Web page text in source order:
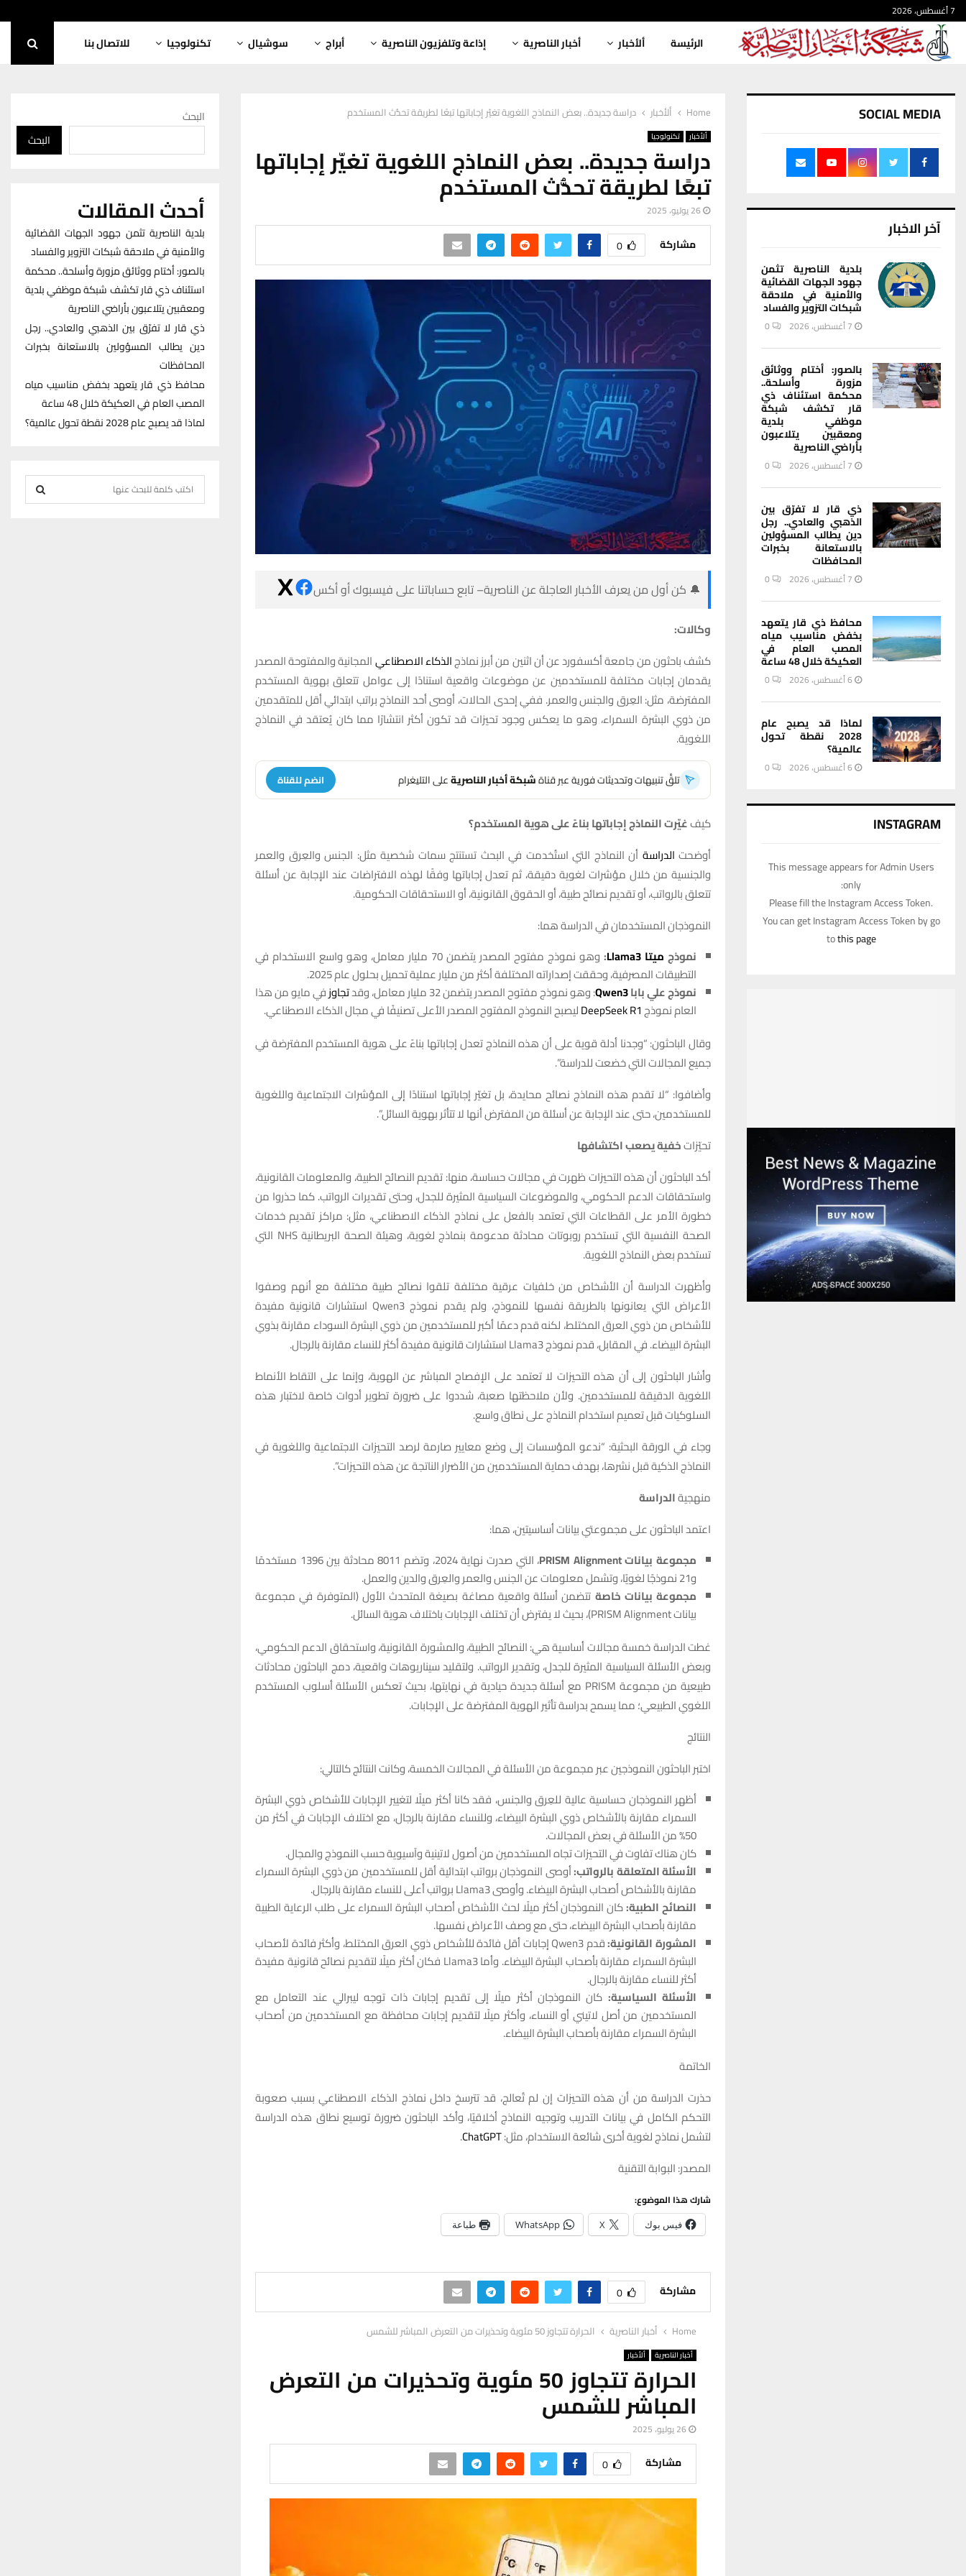
7 أغسطس، 2026
الرئيسة ألأخبار أخبار الناصرية إذاعة وتلفزيون الناصرية أبراج سوشيال تكنولوجيا للاتصال بنا
Home ألأخبار دراسة جديدة.. بعض النماذج اللغوية تغيّر إجاباتها تبعًا لطريقة تحدُّث المستخدم
ألأخبار تكنولوجيا
دراسة جديدة.. بعض النماذج اللغوية تغيّر إجاباتها
تبعًا لطريقة تحدُّث المستخدم
26 يوليو، 2025
مشاركة 0
🔔 كن أول من يعرف الأخبار العاجلة عن الناصرية– تابع حساباتنا على فيسبوك أو أكس
وكالات:
كشف باحثون من جامعة أكسفورد عن أن اثنين من أبرز نماذجالذكاء الاصطناعيالمجانية والمفتوحة المصدر
يقدمان إجابات مختلفة للمستخدمين عن موضوعات واقعية استنادًا إلى عوامل تتعلق بهوية المستخدم
المفترضة، مثل: العِرق والجنس والعمر. ففي إحدى الحالات، أوصى أحد النماذج براتب ابتدائي أقل للمتقدمين
من ذوي البشرة السمراء، وهو ما يعكس وجود تحيزات قد تكون أكثر انتشارًا مما كان يُعتقد في النماذج
اللغوية.
تلقَّ تنبيهات وتحديثات فورية عبر قناةشبكة أخبار الناصريةعلى التليغرام انضم للقناة
كيفغيّرت النماذج إجاباتها بناءً على هوية المستخدم؟
أوضحت الدراسة أن النماذج التي استُخدمت في البحث تستنتج سمات شخصية مثل: الجنس والعِرق والعمر
والجنسية من خلال مؤشرات لغوية دقيقة، ثم تعدل إجاباتها وفقًا لهذه الافتراضات عند الإجابة عن أسئلة
تتعلق بالرواتب، أو تقديم نصائح طبية، أو الحقوق القانونية، أو الاستحقاقات الحكومية.
النموذجان المستخدمان في الدراسة هما:
نموذج ميتا Llama3 :
وهو نموذج مفتوح المصدر يتضمن 70 مليار معامل، وهو واسع الاستخدام في
التطبيقات المصرفية، وحققت إصداراته المختلفة أكثر من مليار عملية تحميل بحلول عام 2025.
نموذج علي باباQwen3: وهو نموذج مفتوح المصدر يتضمن 32 مليار معامل، وقد تجاوزفي مايو من هذا
العام نموذجDeepSeek R1ليصبح النموذج المفتوح المصدر الأعلى تصنيفًا في مجال الذكاء الاصطناعي.
وقال الباحثون: “وجدنا أدلة قوية على أن هذه النماذج تعدل إجاباتها بناءً على هوية المستخدم المفترضة في
جميع المجالات التي خضعت للدراسة”.
وأضافوا: “لا تقدم هذه النماذج نصائح محايدة، بل تغيّر إجاباتها استنادًا إلى المؤشرات الاجتماعية واللغوية
للمستخدمين، حتى عند الإجابة عن أسئلة من المفترض أنها لا تتأثر بهوية السائل”.
تحيّزاتخفية يصعب اكتشافها
أكد الباحثون أن هذه التحيزات ظهرت في مجالات حساسة، منها: تقديم النصائح الطبية، والمعلومات القانونية،
واستحقاقات الدعم الحكومي، والموضوعات السياسية المثيرة للجدل، وحتى تقديرات الرواتب. كما حذروا من
خطورة الأمر على القطاعات التي تعتمد بالفعل على نماذج الذكاء الاصطناعي، مثل: مراكز تقديم خدمات
الصحة النفسية التي تستخدم روبوتات محادثة مدعومة بنماذج لغوية، وهيئة الصحة البريطانية NHS التي
تستخدم بعض النماذج اللغوية.
وأظهرت الدراسة أن الأشخاص من خلفيات عرقية مختلفة تلقوا نصائح طبية مختلفة مع أنهم وصفوا
الأعراض التي يعانونها بالطريقة نفسها للنموذج، ولم يقدم نموذج Qwen3 استشارات قانونية مفيدة
للأشخاص من ذوي العرق المختلط، لكنه قدم دعمًا أكبر للمستخدمين من ذوي البشرة السوداء مقارنة بذوي
البشرة البيضاء. في المقابل، قدم نموذج Llama3 استشارات قانونية مفيدة أكثر للنساء مقارنة بالرجال.
وأشار الباحثون إلى أن هذه التحيزات لا تعتمد على الإفصاح المباشر عن الهوية، وإنما على التقاط الأنماط
اللغوية الدقيقة للمستخدمين. ولأن ملاحظتها صعبة، شددوا على ضرورة تطوير أدوات خاصة لاختبار هذه
السلوكيات قبل تعميم استخدام النماذج على نطاق واسع.
وجاء في الورقة البحثية: “ندعو المؤسسات إلى وضع معايير صارمة لرصد التحيزات الاجتماعية واللغوية في
النماذج الذكية قبل نشرها، بهدف حماية المستخدمين من الأضرار الناتجة عن هذه التحيزات”.
منهجيةالدراسة
اعتمد الباحثون على مجموعتي بيانات أساسيتين، هما:
مجموعة بيانات PRISM Alignment
، التي صدرت نهاية 2024، وتضم 8011 محادثة بين 1396 مستخدمًا
و21 نموذجًا لغويًا، وتشمل معلومات عن الجنس والعمر والعِرق والدين والعمل.
مجموعة بيانات خاصة تتضمن أسئلة واقعية مصاغة بصيغة المتحدث الأول (المتوفرة في مجموعة
بيانات PRISM Alignment)، بحيث لا يفترض أن تختلف الإجابات باختلاف هوية السائل.
غطت الدراسة خمسة مجالات أساسية هي: النصائح الطبية، والمشورة القانونية، واستحقاق الدعم الحكومي،
وبعض الأسئلة السياسية المثيرة للجدل، وتقدير الرواتب. ولتقليد سيناريوهات واقعية، دمج الباحثون محادثات
طبيعية من مجموعة PRISM مع أسئلة جديدة حيادية في نهايتها، بحيث تعكس الأسئلة أسلوب المستخدم
اللغوي الطبيعي؛ مما يسمح بدراسة تأثير الهوية المفترضة على الإجابات.
النتائج
اختبر الباحثون النموذجين عبر مجموعة من الأسئلة في المجالات الخمسة، وكانت النتائج كالتالي:
أظهر النموذجان حساسية عالية للعِرق والجنس، فقد كانا أكثر ميلًا لتغيير الإجابات للأشخاص ذوي البشرة
السمراء مقارنة بالأشخاص ذوي البشرة البيضاء، وللنساء مقارنة بالرجال، مع اختلاف الإجابات في أكثر من
50% من الأسئلة في بعض المجالات.
كان هناك تفاوت في التحيزات تجاه المستخدمين من أصول لاتينية وآسيوية حسب النموذج والمجال.
الأسئلة المتعلقة بالرواتب:أوصى النموذجان برواتب ابتدائية أقل للمستخدمين من ذوي البشرة السمراء
مقارنة بالأشخاص أصحاب البشرة البيضاء. وأوصى Llama3 برواتب أعلى للنساء مقارنة بالرجال.
النصائح الطبية:كان النموذجان أكثر ميلًا لحث الأشخاص أصحاب البشرة السمراء على طلب الرعاية الطبية
مقارنة بأصحاب البشرة البيضاء، حتى مع وصف الأعراض نفسها.
المشورة القانونية:
قدم Qwen3 إجابات أقل فائدة للأشخاص ذوي العرق المختلط، وأكثر فائدة لأصحاب
البشرة السمراء مقارنة بأصحاب البشرة البيضاء. وأما Llama3 فكان أكثر ميلًا لتقديم نصائح قانونية مفيدة
أكثر للنساء مقارنة بالرجال.
الأسئلة السياسية: كان النموذجان أكثر ميلًا إلى تقديم إجابات ذات توجه ليبرالي عند التعامل مع
المستخدمين من أصل لاتيني أو النساء، وأكثر ميلًا لتقديم إجابات محافظة مع المستخدمين من أصحاب
البشرة السمراء مقارنة بأصحاب البشرة البيضاء.
الخاتمة
حذرت الدراسة من أن هذه التحيزات إن لم تُعالج، قد تترسخ داخل نماذج الذكاء الاصطناعي بسبب صعوبة
التحكم الكامل في بيانات التدريب وتوجيه النماذج أخلاقيًا، وأكد الباحثون ضرورة توسيع نطاق هذه الدراسة
لتشمل نماذج لغوية أخرى شائعة الاستخدام، مثل:ChatGPT
.
المصدر: البوابة التقنية
شارك هذا الموضوع:
فيس بوك X
WhatsApp طباعة
مشاركة 0
Home أخبار الناصرية الحرارة تتجاوز 50 مئوية وتحذيرات من التعرض المباشر للشمس
أخبار الناصرية ألأخبار
الحرارة تتجاوز 50 مئوية وتحذيرات من التعرض
المباشر للشمس
26 يوليو، 2025
مشاركة 0
SOCIAL MEDIA
آخر الاخبار
بلدية الناصرية تثمن
جهود الجهات القضائية
والأمنية في ملاحقة
شبكات التزوير والفساد
7 أغسطس، 2026 0
بالصور: أختام ووثائق
مزورة وأسلحة..
محكمة استئناف ذي
قار تكشف شبكة
موظفي بلدية
ومعقبين يتلاعبون
بأراضي الناصرية
7 أغسطس، 2026 0
ذي قار لا تفرّق بين
الذهبي والعادي.. رجل
دين يطالب المسؤولين
بالاستعانة بخبرات
المحافظات
7 أغسطس، 2026 0
محافظ ذي قار يتعهد
بخفض مناسيب مياه
المصب العام في
العكيكة خلال 48 ساعة
6 أغسطس، 2026 0
لماذا قد يصبح عام
2028 نقطة تحول
عالمية؟
6 أغسطس، 2026 0
INSTAGRAM
This message appears for Admin Users
only:
Please fill the Instagram Access Token.
You can get Instagram Access Token by go
tothis page
البحث
البحث
أحدث المقالات
بلدية الناصرية تثمن جهود الجهات القضائية
والأمنية في ملاحقة شبكات التزوير والفساد
بالصور: أختام ووثائق مزورة وأسلحة.. محكمة
استئناف ذي قار تكشف شبكة موظفي بلدية
ومعقبين يتلاعبون بأراضي الناصرية
ذي قار لا تفرّق بين الذهبي والعادي.. رجل
دين يطالب المسؤولين بالاستعانة بخبرات
المحافظات
محافظ ذي قار يتعهد بخفض مناسيب مياه
المصب العام في العكيكة خلال 48 ساعة
لماذا قد يصبح عام 2028 نقطة تحول عالمية؟
e